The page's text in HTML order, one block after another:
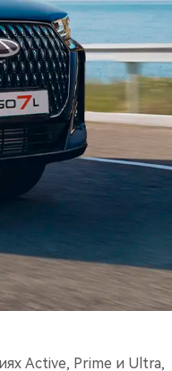
Active, Prime и Ultra,